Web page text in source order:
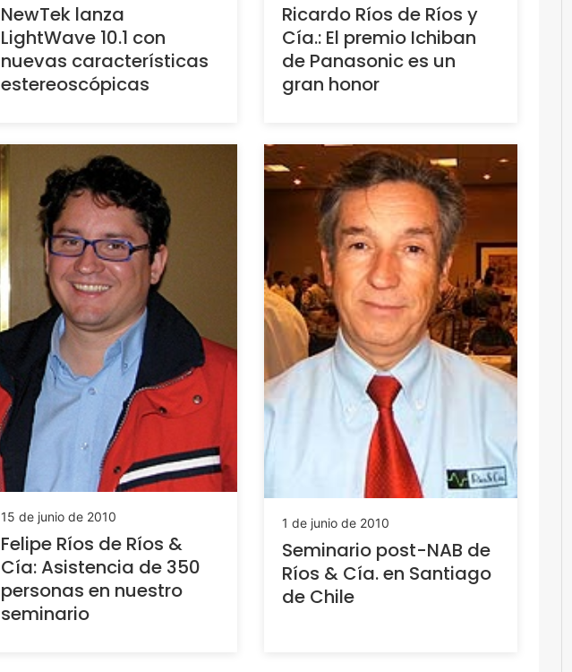
NewTek lanza
LightWave 10.1 con
nuevas características
estereoscópicas
Ricardo Ríos de Ríos y
Cía.: El premio Ichiban
de Panasonic es un
gran honor
15 de junio de 2010
Felipe Ríos de Ríos &
Cía: Asistencia de 350
personas en nuestro
seminario
1 de junio de 2010
Seminario post-NAB de
Ríos & Cía. en Santiago
de Chile